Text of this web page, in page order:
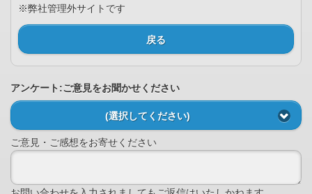
※弊社管理外サイトです
戻る
アンケート:ご意見をお聞かせください
(選択してください)
ご意見・ご感想をお寄せください